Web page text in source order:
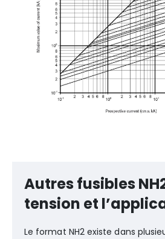
Autres fusibles
tension et
Le format NH2 existe dans